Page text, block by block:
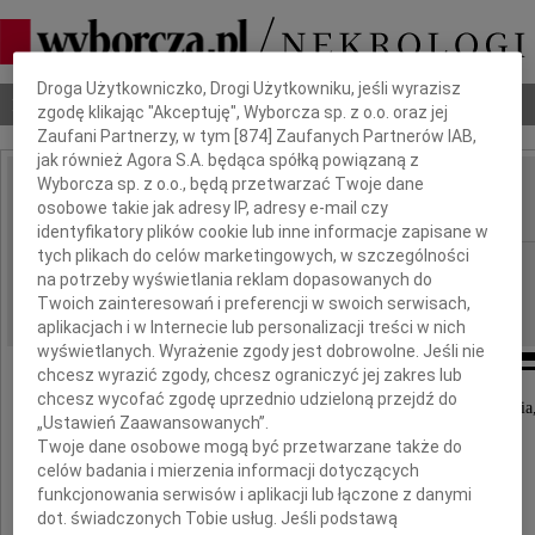
Nekrologi Odeszli Poradnik pogrzebowy
IMIĘ I NAZWISKO: Stanisław Kotarski
REGION: Gdańsk
DATA EMISJI: 05.03.2013
Rodzina pogrążona w głębokim żalu
Dbamy o Twoją prywatność
Droga Użytkowniczko, Drogi Użytkowniku, jeśli wyrazisz
zgodę klikając "Akceptuję", Wyborcza sp. z o.o. oraz jej
Zaufani Partnerzy, w tym [874 ] Zaufanych Partnerów IAB,
jak również Agora S.A. będąca spółką powiązaną z
Wyborcza sp. z o.o., będą przetwarzać Twoje dane
osobowe takie jak adresy IP, adresy e-mail czy
identyfikatory plików cookie lub inne informacje zapisane w
tych plikach do celów marketingowych, w szczególności
na potrzeby wyświetlania reklam dopasowanych do
Twoich zainteresowań i preferencji w swoich serwisach,
aplikacjach i w Internecie lub personalizacji treści w nich
wyświetlanych. Wyrażenie zgody jest dobrowolne. Jeśli nie
chcesz wyrazić zgody, chcesz ograniczyć jej zakres lub
chcesz wycofać zgodę uprzednio udzieloną przejdź do
„Ustawień Zaawansowanych”.
Twoje dane osobowe mogą być przetwarzane także do
celów badania i mierzenia informacji dotyczących
funkcjonowania serwisów i aplikacji lub łączone z danymi
dot. świadczonych Tobie usług. Jeśli podstawą